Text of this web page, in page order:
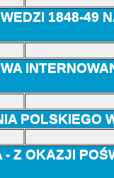
1848-49
POLSKIEGO
Z OKAZJI